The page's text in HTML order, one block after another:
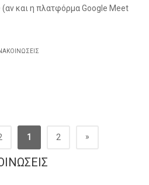
και η πλατφόρμα Google Meet
1 2 »